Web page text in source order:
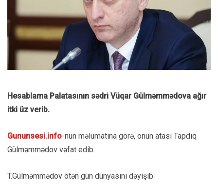
Hesablama Palatasının sədri Vüqar Gülməmmədova ağır
itki üz verib.
Gununsesi.info-nun məlumatına görə, onun atası Tapdıq
Gülməmmədov vəfat edib.
T.Gülməmmədov ötən gün dünyasını dəyişib.